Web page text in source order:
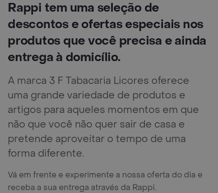
Rappi tem uma seleção de
descontos e ofertas especiais nos
produtos que você precisa e ainda
entrega à domicílio.
A marca 3 F Tabacaria Licores oferece
uma grande variedade de produtos e
artigos para aqueles momentos em que
não que você não quer sair de casa e
pretende aproveitar o tempo de uma
forma diferente.
Vá em frente e experimente a nossa oferta do dia e
receba a sua entrega através da Rappi.